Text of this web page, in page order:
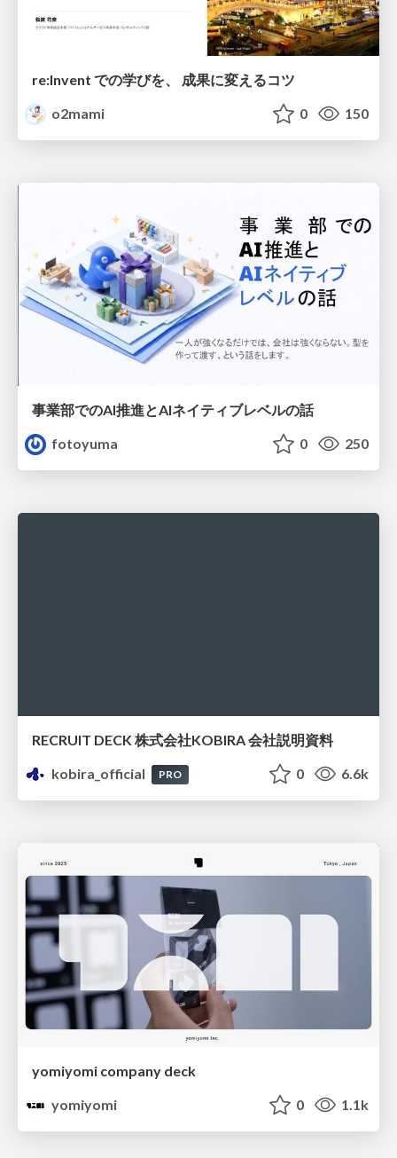
re:Invent での学びを、 成果に変えるコツ
o2mami
0 150
事業部でのAI推進とAIネイティブレベルの話
fotoyuma
0 250
RECRUIT DECK 株式会社KOBIRA 会社説明資料
kobira_official
PRO 0 6.6k
yomiyomi company deck
yomiyomi
0 1.1k